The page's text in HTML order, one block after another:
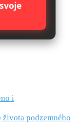
i
podzemného